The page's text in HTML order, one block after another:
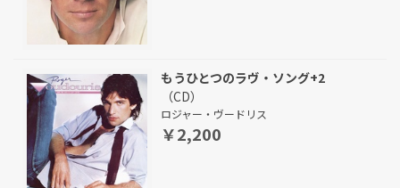
もうひとつのラヴ・ソング+2
（CD）
ロジャー・ヴードリス
￥2,200